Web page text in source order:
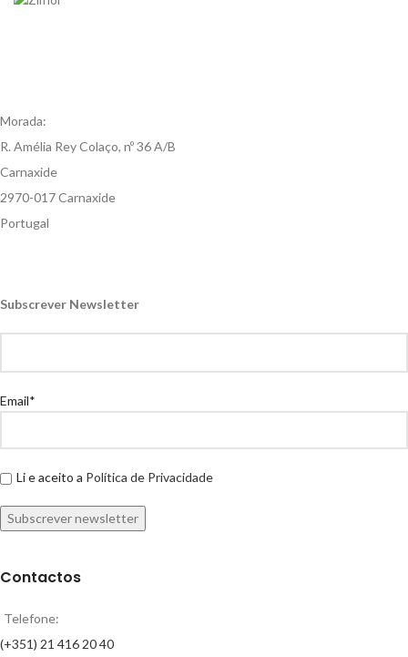
Morada:
R. Amélia Rey Colaço, nº 36 A/B
Carnaxide
2970-017 Carnaxide
Portugal
Subscrever Newsletter
Email*
Li e aceito a Política de Privacidade
Contactos
Telefone:
(+351) 21 416 20 40